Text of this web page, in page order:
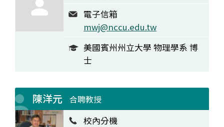
電子信箱
mwj@nccu.edu.tw
美國賓州州立大學 物理學系 博
士
陳洋元 合聘教授
校內分機